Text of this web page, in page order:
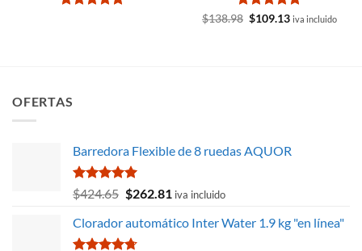
Valorado
$138.98 El
$109.13Eliva incluido
OFERTAS
Barredora Flexible de 8 ruedas AQUOR
Valorado
con
de 5
$424.65 El
original
era:
$262.81 El
actual
iva incluido
Clorador automático Inter Water 1.9 kg "en línea"